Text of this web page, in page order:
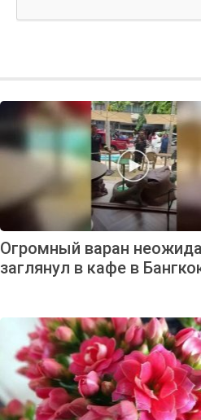
Огромный варан
заглянул в кафе в